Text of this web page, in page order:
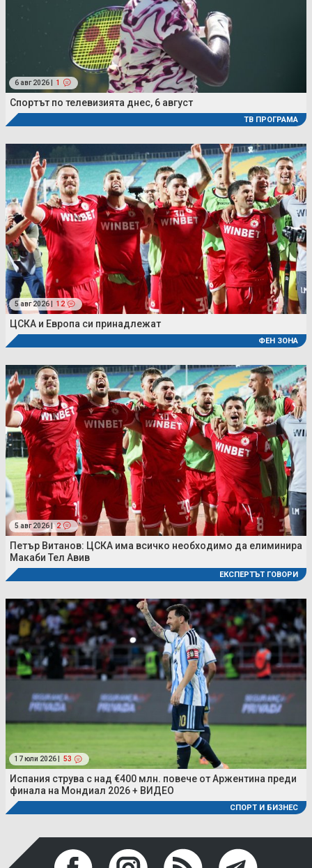
6 авг 2026 | 1
Спортът по телевизията днес, 6 август
ТВ ПРОГРАМА
5 авг 2026 | 12
ЦСКА и Европа си принадлежат
ФЕН ЗОНА
5 авг 2026 | 2
Петър Витанов: ЦСКА има всичко необходимо да елиминира
Макаби Тел Авив
ЕКСПЕРТЪТ ГОВОРИ
17 юли 2026 | 53
Испания струва с над €400 млн. повече от Аржентина преди
финала на Мондиал 2026 + ВИДЕО
СПОРТ И БИЗНЕС